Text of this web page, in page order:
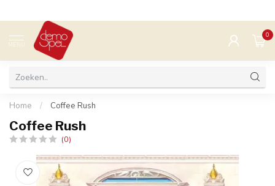
MENU
0
Home / Coffee Rush
Coffee Rush
(0)